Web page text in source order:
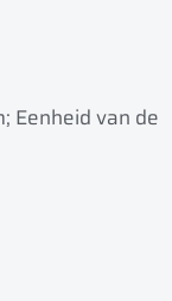
Eenheid van de